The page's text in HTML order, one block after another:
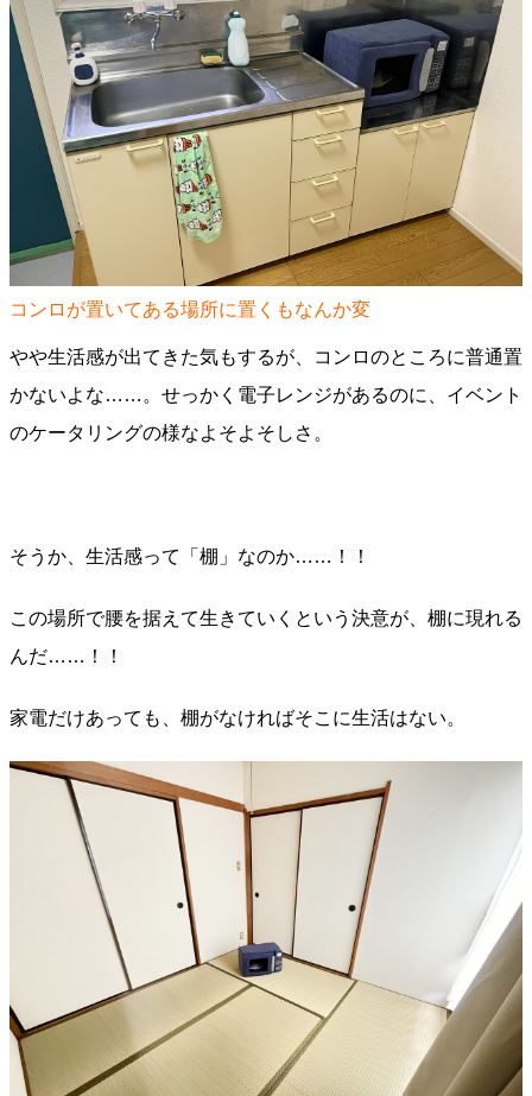
コンロが置いてある場所に置くもなんか変
やや生活感が出てきた気もするが、コンロのところに普通置
かないよな……。せっかく電子レンジがあるのに、イベント
のケータリングの様なよそよそしさ。
そうか、生活感って「棚」なのか……！！
この場所で腰を据えて生きていくという決意が、棚に現れる
んだ……！！
家電だけあっても、棚がなければそこに生活はない。